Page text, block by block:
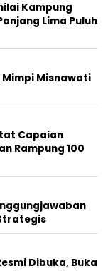
Kampung
Lima Puluh
Mimpi Misnawati
Capaian
Rampung 100
Dibuka, Buka